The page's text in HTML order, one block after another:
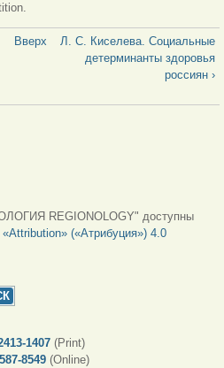
Вверх
Л. С. Киселева. Социальные
детерминанты здоровья
россиян ›
REGIONOLOGY" доступны
(«Атрибуция») 4.0
1407 (Print)
8549 (Online)